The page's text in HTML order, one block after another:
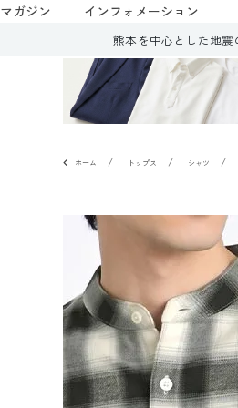
マガジン インフォメーション
熊本を中心とした地
ホーム トップス シャツ